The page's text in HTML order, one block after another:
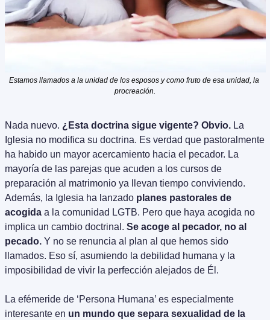
Estamos llamados a la unidad de los esposos y como fruto de esa unidad, la
procreación.
Nada nuevo. ¿Esta doctrina sigue vigente? Obvio. La
Iglesia no modifica su doctrina. Es verdad que pastoralmente
ha habido un mayor acercamiento hacia el pecador. La
mayoría de las parejas que acuden a los cursos de
preparación al matrimonio ya llevan tiempo conviviendo.
Además, la Iglesia ha lanzado planes pastorales de
acogida a la comunidad LGTB. Pero que haya acogida no
implica un cambio doctrinal. Se acoge al pecador, no al
pecado. Y no se renuncia al plan al que hemos sido
llamados. Eso sí, asumiendo la debilidad humana y la
imposibilidad de vivir la perfección alejados de Él.
La efémeride de ‘Persona Humana’ es especialmente
interesante en un mundo que separa sexualidad de la